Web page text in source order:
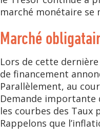
marché monétaire se
Marché
Lors de cette
de financement
Parallèlement, au
Demande importante
les courbes des Taux
Rappelons que